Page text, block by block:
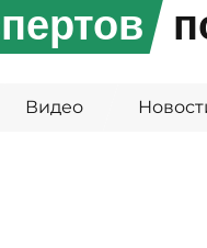
Видео